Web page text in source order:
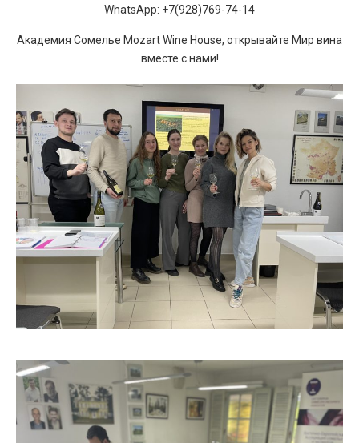
WhatsApp: +7(928)769-74-14
Академия Сомелье Mozart Wine House, открывайте Мир вина
вместе с нами!